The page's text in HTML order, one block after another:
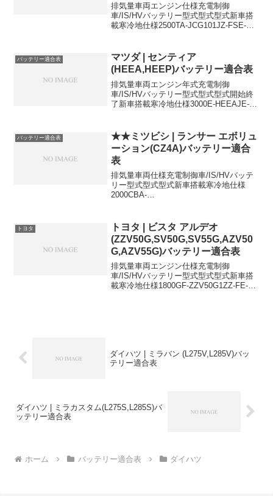
排気量車両エンジン仕様充電制御
車/IS/HVバッテリー型式型式型式新車搭
載寒冷地仕様2500TA-JCG101JZ-FSE-
バッテリー適合表
マツダ | センティア
(HEEA,HEEP)バッテリー適合表
排気量車両エンジン年式充電制御
車/IS/HVバッテリー型式型式型式開始終
了新車搭載寒冷地仕様3000E-HEEAJE-
55D23L80D26L300...
バッテリー適合表
★★ミツビシ | ランサー エボリュ
ーション(CZ4A)バッテリー適合
表
排気量車両仕様充電制御車/IS/HVバッテ
リー型式型式型式新車搭載寒冷地仕様
2000CBA-
ド)S46B24L(S)S65D26L2000C...
トヨタ
トヨタ | ビスタ アルデオ
(ZZV50G,SV50G,SV55G,AZV50
G,AZV55G)バッテリー適合表
排気量車両エンジン仕様充電制御
車/IS/HVバッテリー型式型式型式新車搭
載寒冷地仕様1800GF-ZZV50G1ZZ-FE-
ダイハツ | ミラバン (L275V,L285V)バッ
テリー適合表
ダイハツ | ミラカスタム(L275S,L285S)バ
ッテリー適合表
ホーム バッテリー適合表 ダイハツ